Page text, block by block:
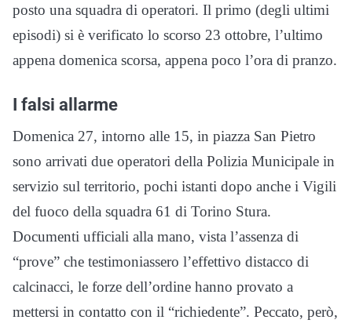
posto una squadra di operatori. Il primo (degli ultimi
episodi) si è verificato lo scorso 23 ottobre, l’ultimo
appena domenica scorsa, appena poco l’ora di pranzo.
I falsi allarme
Domenica 27, intorno alle 15, in piazza San Pietro
sono arrivati due operatori della Polizia Municipale in
servizio sul territorio, pochi istanti dopo anche i Vigili
del fuoco della squadra 61 di Torino Stura.
Documenti ufficiali alla mano, vista l’assenza di
“prove” che testimoniassero l’effettivo distacco di
calcinacci, le forze dell’ordine hanno provato a
mettersi in contatto con il “richiedente”. Peccato, però,